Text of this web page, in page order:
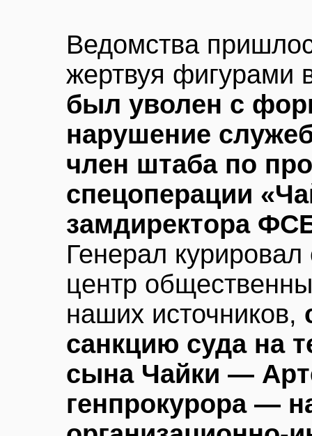
Ведомства
жертвуя фигурами
был уволен с
нарушение
член штаба по
спецоперации
замдиректора
Генерал
центр
наших источников,
санкцию суда на
сына Чайки —
генпрокурора —